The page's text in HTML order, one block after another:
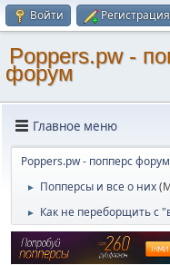
Войти Регистрация
Poppers.pw -
форум
Главное меню
Poppers.pw - попперс форум
► Попперсы и все о них
► Как не переборщить с